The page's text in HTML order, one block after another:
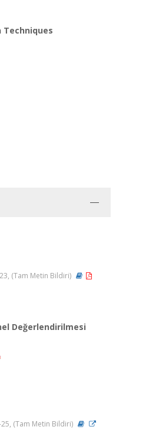
(Tam Metin Bildiri)
Değerlendirilmesi
(Tam Metin Bildiri)